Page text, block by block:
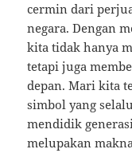
cermin dari
negara. Dengan
kita tidak hanya
tetapi juga
depan. Mari kita
simbol yang
mendidik
melupakan